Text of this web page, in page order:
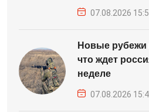
07.08.2026
Новые рубежи
что ждет
неделе
07.08.2026